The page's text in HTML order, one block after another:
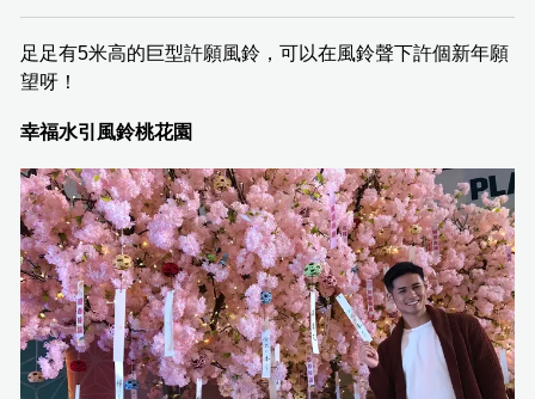
足足有5米高的巨型許願風鈴，可以在風鈴聲下許個新年願
望呀！
幸福水引風鈴桃花園